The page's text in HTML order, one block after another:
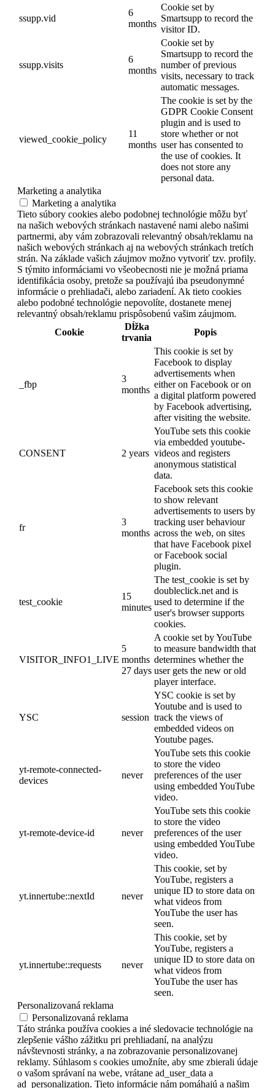
ssupp.vid
6
months
Cookie set by
Smartsupp to record the
visitor ID.
ssupp.visits
6
months
Cookie set by
Smartsupp to record the
number of previous
visits, necessary to track
automatic messages.
viewed_cookie_policy
11
months
The cookie is set by the
GDPR Cookie Consent
plugin and is used to
store whether or not
user has consented to
the use of cookies. It
does not store any
personal data.
Marketing a analytika
Marketing a analytika
Tieto súbory cookies alebo podobnej technológie môžu byť
na našich webových stránkach nastavené nami alebo našimi
partnermi, aby vám zobrazovali relevantný obsah/reklamu na
našich webových stránkach aj na webových stránkach tretích
strán. Na základe vašich záujmov možno vytvoriť tzv. profily.
S týmito informáciami vo všeobecnosti nie je možná priama
identifikácia osoby, pretože sa používajú iba pseudonymné
informácie o prehliadači, alebo zariadení. Ak tieto cookies
alebo podobné technológie nepovolíte, dostanete menej
relevantný obsah/reklamu prispôsobenú vašim záujmom.
Cookie
Dĺžka
trvania
Popis
_fbp
3
months
This cookie is set by
Facebook to display
advertisements when
either on Facebook or on
a digital platform powered
by Facebook advertising,
after visiting the website.
CONSENT 2 years
YouTube sets this cookie
via embedded youtube-
videos and registers
anonymous statistical
data.
fr
3
months
Facebook sets this cookie
to show relevant
advertisements to users by
tracking user behaviour
across the web, on sites
that have Facebook pixel
or Facebook social
plugin.
test_cookie
15
minutes
The test_cookie is set by
doubleclick.net and is
used to determine if the
user's browser supports
cookies.
VISITOR_INFO1_LIVE
5
months
27 days
A cookie set by YouTube
to measure bandwidth that
determines whether the
user gets the new or old
player interface.
YSC session
YSC cookie is set by
Youtube and is used to
track the views of
embedded videos on
Youtube pages.
yt-remote-connected-
devices
never
YouTube sets this cookie
to store the video
preferences of the user
using embedded YouTube
video.
yt-remote-device-id never
YouTube sets this cookie
to store the video
preferences of the user
using embedded YouTube
video.
yt.innertube::nextId never
This cookie, set by
YouTube, registers a
unique ID to store data on
what videos from
YouTube the user has
seen.
yt.innertube::requests never
This cookie, set by
YouTube, registers a
unique ID to store data on
what videos from
YouTube the user has
seen.
Personalizovaná reklama
Personalizovaná reklama
Táto stránka používa cookies a iné sledovacie technológie na
zlepšenie vášho zážitku pri prehliadaní, na analýzu
návštevnosti stránky, a na zobrazovanie personalizovanej
reklamy. Súhlasom s cookies umožníte, aby sme zbierali údaje
o vašom správaní na webe, vrátane ad_user_data a
ad_personalization. Tieto informácie nám pomáhajú a našim